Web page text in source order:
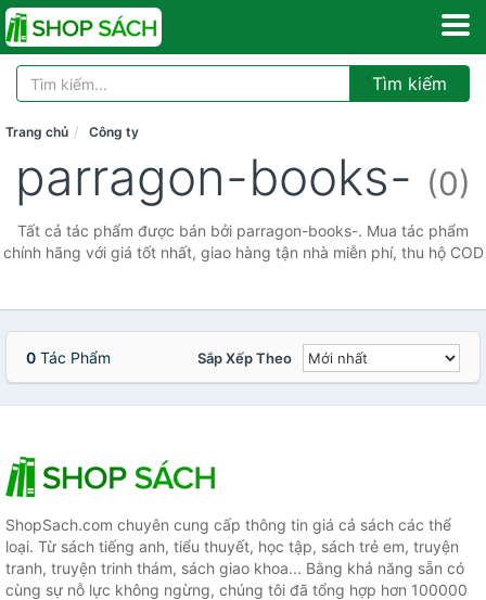
Tìm kiếm
Trang chủ Công ty
parragon-books- (0)
Tất cả tác phẩm được bán bởi parragon-books-. Mua tác phẩm
chính hãng với giá tốt nhất, giao hàng tận nhà miễn phí, thu hộ COD
0 Tác Phẩm Sắp Xếp Theo
ShopSach.com chuyên cung cấp thông tin giá cả sách các thể
loại. Từ sách tiếng anh, tiểu thuyết, học tập, sách trẻ em, truyện
tranh, truyện trinh thám, sách giao khoa... Bằng khả năng sẵn có
cùng sự nỗ lực không ngừng, chúng tôi đã tổng hợp hơn 100000